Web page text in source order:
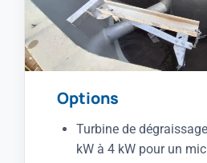
Options
Turbine de
kW à 4 kW pour un